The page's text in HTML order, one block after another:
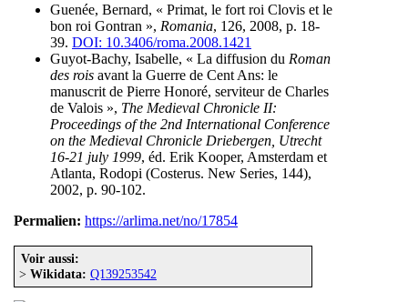
Guenée, Bernard, « Primat, le fort roi Clovis et le
bon roi Gontran », Romania, 126, 2008, p. 18-
39. DOI: 10.3406/roma.2008.1421
Guyot-Bachy, Isabelle, « La diffusion du Roman
des rois avant la Guerre de Cent Ans: le
manuscrit de Pierre Honoré, serviteur de Charles
de Valois », The Medieval Chronicle II:
Proceedings of the 2nd International Conference
on the Medieval Chronicle Driebergen, Utrecht
16-21 july 1999, éd. Erik Kooper, Amsterdam et
Atlanta, Rodopi (Costerus. New Series, 144),
2002, p. 90-102.
Permalien: https://arlima.net/no/17854
Voir aussi:
> Wikidata: Q139253542